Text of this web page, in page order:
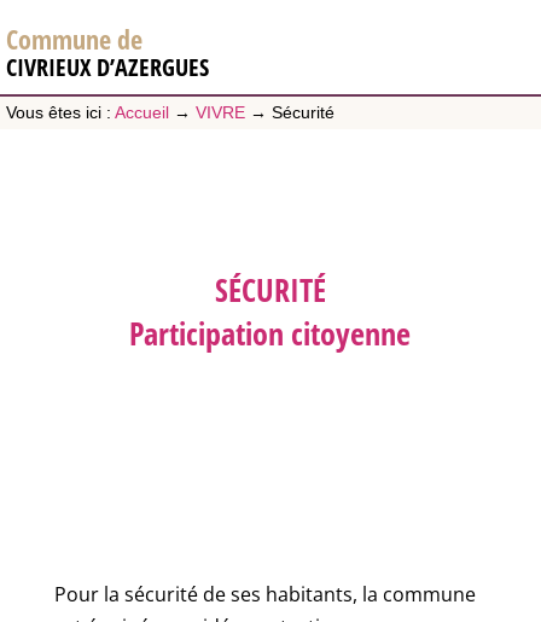
Commune de
CIVRIEUX D’AZERGUES
Vous êtes ici : Accueil → VIVRE → Sécurité
SÉCURITÉ
Participation citoyenne
Pour la sécurité de ses habitants, la commune